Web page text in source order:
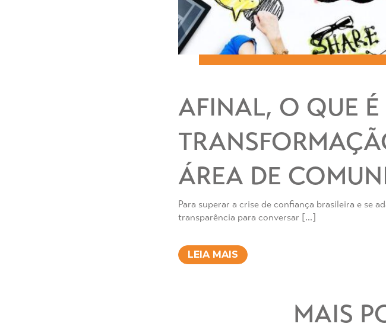
AFINAL, O QUE
ÁREA DE
Para superar a crise de confiança brasileira e se
transparência para conversar […]
LEIA MAIS
MAIS